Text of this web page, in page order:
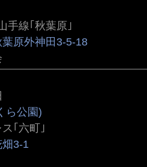
手線｢秋葉原｣
原外神田3-5-18
ら公園)
｢六町｣
3-1